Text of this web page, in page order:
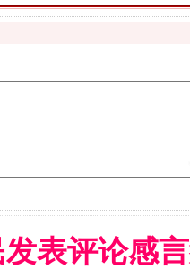
表评论感